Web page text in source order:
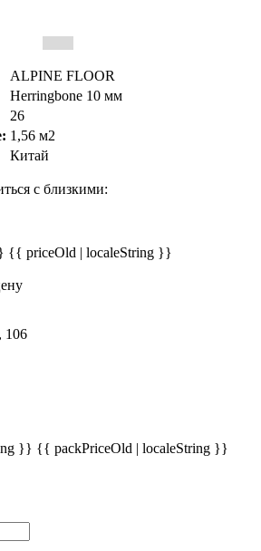
ALPINE FLOOR
Herringbone 10 мм
26
1,56 м2
Китай
с близкими:
{{ priceOld | localeString }}
106
}} {{ packPriceOld | localeString }}